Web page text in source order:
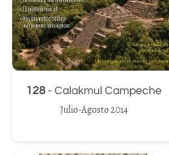
128 - Calakmul Campeche
Julio-Agosto 2014